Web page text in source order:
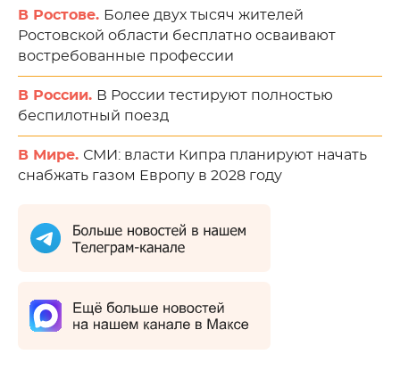
В Ростове. Более двух тысяч жителей
Ростовской области бесплатно осваивают
востребованные профессии
В России. В России тестируют полностью
беспилотный поезд
В Мире. СМИ: власти Кипра планируют начать
снабжать газом Европу в 2028 году